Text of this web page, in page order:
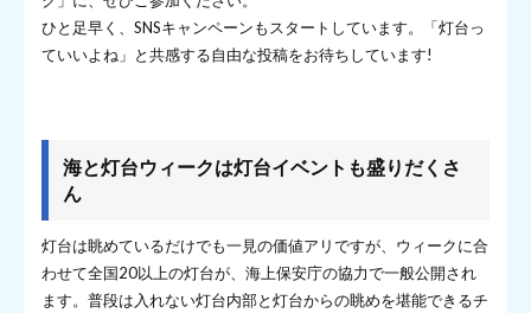
ひと足早く、SNSキャンペーンもスタートしています。「灯台っ
ていいよね」と共感する自由な投稿をお待ちしています!
海と灯台ウィークは灯台イベントも盛りだくさ
ん
灯台は眺めているだけでも一見の価値アリですが、ウィークに合
わせて全国20以上の灯台が、海上保安庁の協力で一般公開され
ます。普段は入れない灯台内部と灯台からの眺めを堪能できるチ